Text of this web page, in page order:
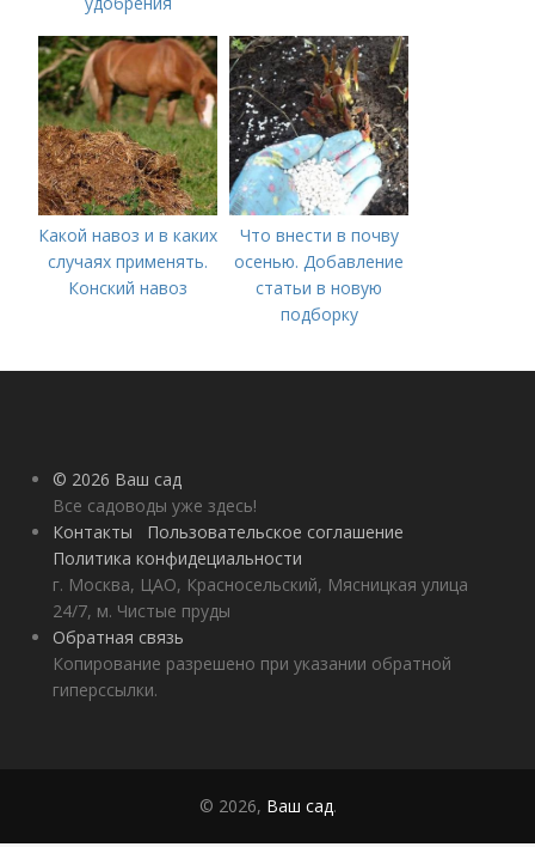
Какой навоз и в каких
случаях применять.
Конский навоз
Что внести в почву
осенью. Добавление
статьи в новую
подборку
© 2026 Ваш сад
Все садоводы уже здесь!
Контакты
Пользовательское соглашение
Политика конфидециальности
г. Москва, ЦАО, Красносельский, Мясницкая улица
24/7, м. Чистые пруды
Обратная связь
Копирование разрешено при указании обратной
гиперссылки.
© 2026, Ваш сад.